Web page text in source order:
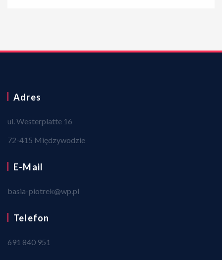
Adres
ul. Westerplatte 16
72-415 Międzywodzie
E-Mail
basia-piotrek@wp.pl
Telefon
691 840 951